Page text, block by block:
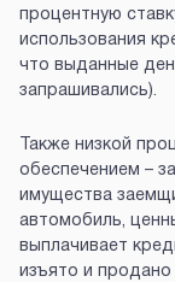
процентную
использования
что выданные
запрашивались).
Также низкой
обеспечением –
имущества
автомобиль,
выплачивает
изъято и